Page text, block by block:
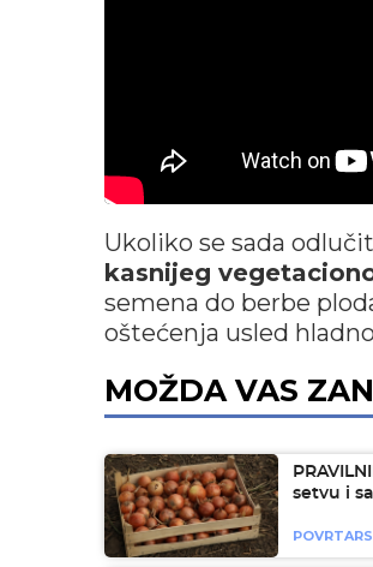
Ukoliko se sada
kasnijeg
semena do berbe
oštećenja usled
MOŽDA VAS
setvu i